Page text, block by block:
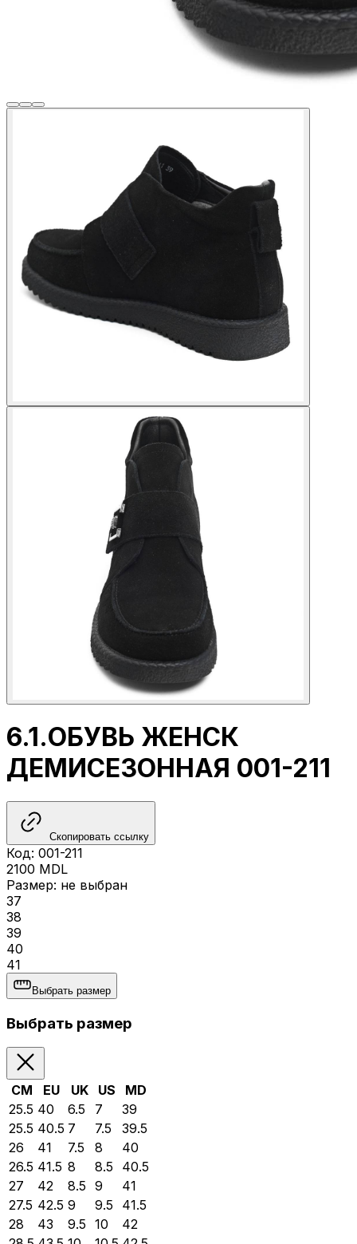
6.1.ОБУВЬ ЖЕНСК
ДЕМИСЕЗОННАЯ 001-211
Скопировать ссылку
Код: 001-211
2100 MDL
Размер: не выбран
37
38
39
40
41
Выбрать размер
Выбрать размер
CM EU UK US
MD
25.5 40 6.5 7
39
25.5 40.5 7 7.5
39.5
26
41 7.5 8
40
26.5 41.5 8 8.5
40.5
27
42 8.5 9
41
27.5 42.5 9 9.5
41.5
28
43 9.5 10
42